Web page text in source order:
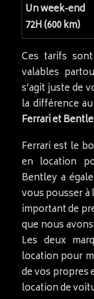
Un week-end
72H (600 km)
Ces tarifs
valables
s’agit juste de
la différence
Ferrari et
Ferrari est le
en location
Bentley a
vous pousser
important de
que nous
Les deux
location pour
de vos propres
location de